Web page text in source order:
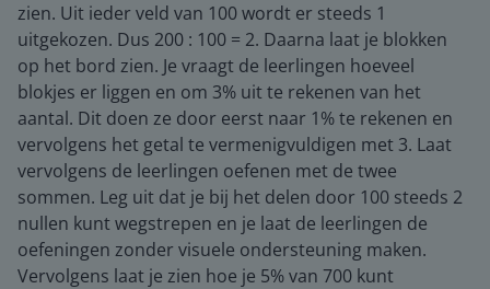
zien. Uit ieder veld van 100 wordt er steeds 1
uitgekozen. Dus 200 : 100 = 2. Daarna laat je blokken
op het bord zien. Je vraagt de leerlingen hoeveel
blokjes er liggen en om 3% uit te rekenen van het
aantal. Dit doen ze door eerst naar 1% te rekenen en
vervolgens het getal te vermenigvuldigen met 3. Laat
vervolgens de leerlingen oefenen met de twee
sommen. Leg uit dat je bij het delen door 100 steeds 2
nullen kunt wegstrepen en je laat de leerlingen de
oefeningen zonder visuele ondersteuning maken.
Vervolgens laat je zien hoe je 5% van 700 kunt